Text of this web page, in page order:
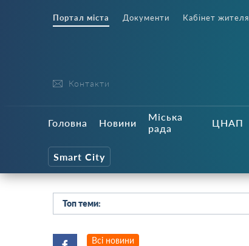
Портал міста Документи Кабінет жителя
Контакти
Головна Новини
Міська
рада
ЦНАП
Smart City
Топ теми:
Всі новини